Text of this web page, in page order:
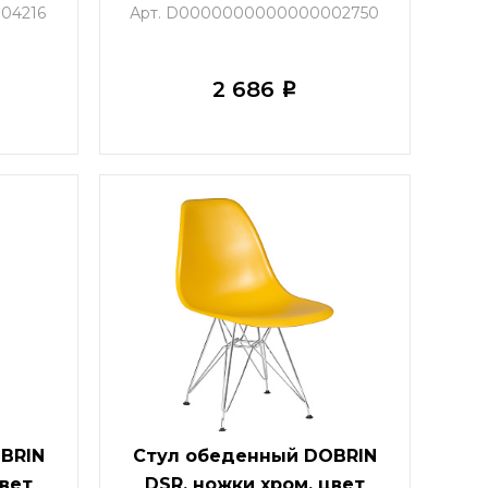
бук, кремовый
Арт. D0000000000000002750
2 686 i
Стул обеденный DOBRIN